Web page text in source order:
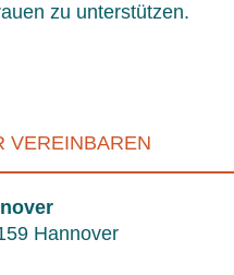
zu unterstützen.
VEREINBAREN
Hannover